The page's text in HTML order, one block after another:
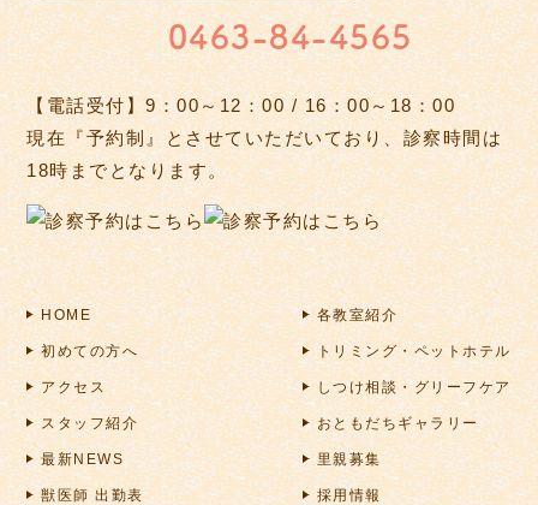
0463-84-4565
【電話受付】9：00～12：00 / 16：00～18：00
現在『予約制』とさせていただいており、診察時間は
18時までとなります。
HOME
初めての方へ
アクセス
スタッフ紹介
最新NEWS
獣医師 出勤表
各教室紹介
トリミング・ペットホテル
しつけ相談・グリーフケア
おともだちギャラリー
里親募集
採用情報